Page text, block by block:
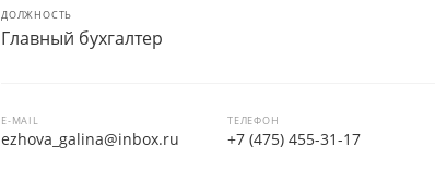
ДОЛЖНОСТЬ
Главный бухгалтер
E-MAIL
ezhova_galina@inbox.ru
ТЕЛЕФОН
+7 (475) 455-31-17